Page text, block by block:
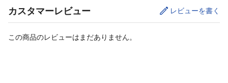
カスタマーレビュー レビューを書く
この商品のレビューはまだありません。